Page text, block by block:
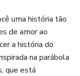
uma história tão
de amor ao
a história do
na parábola
que está